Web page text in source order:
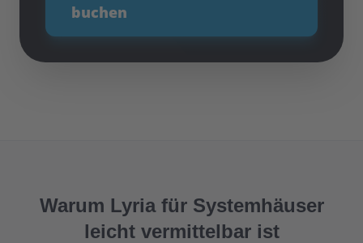
buchen
Warum Lyria für Systemhäuser
leicht vermittelbar ist